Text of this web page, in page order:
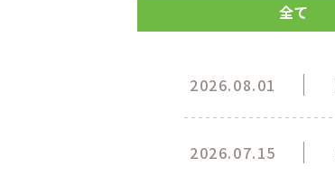
全て
2026.08.01
2026.07.15